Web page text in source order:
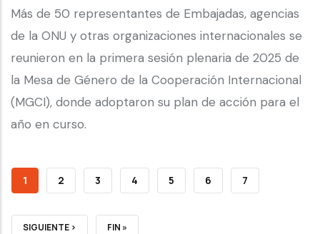
Más de 50 representantes de Embajadas, agencias
de la ONU y otras organizaciones internacionales se
reunieron en la primera sesión plenaria de 2025 de
la Mesa de Género de la Cooperación Internacional
(MGCI), donde adoptaron su plan de acción para el
año en curso.
CURRENT
1 PAGE
2 PAGE
3 PAGE
4 PAGE
5 PAGE
6 PAGE
7
NEXT
SIGUIENTE ›
LAST
FIN »